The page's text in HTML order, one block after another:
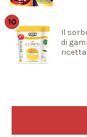
Il
di